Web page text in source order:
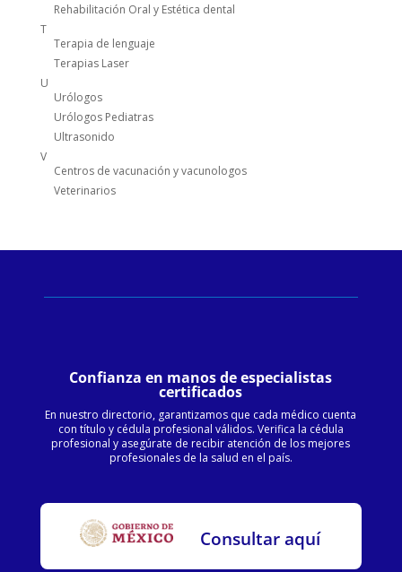
Rehabilitación Oral y Estética dental
T
Terapia de lenguaje
Terapias Laser
U
Urólogos
Urólogos Pediatras
Ultrasonido
V
Centros de vacunación y vacunologos
Veterinarios
Confianza en manos de especialistas
certificados
En nuestro directorio, garantizamos que cada médico cuenta
con título y cédula profesional válidos. Verifica la cédula
profesional y asegúrate de recibir atención de los mejores
profesionales de la salud en el país.
Consultar aquí